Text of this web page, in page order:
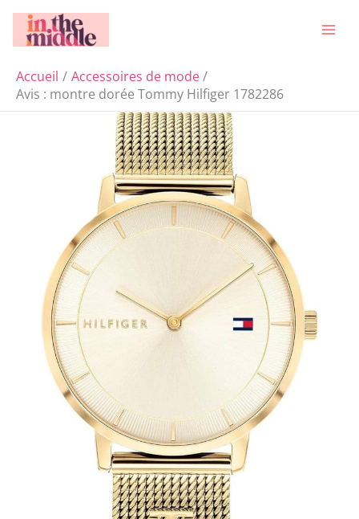
Aller
Accueil
Accessoires de mode
Avis : montre dorée Tommy Hilfiger 1782286
Rechercher